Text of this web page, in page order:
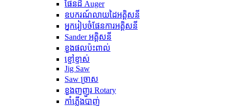
ផែនដី Auger
ឧបករណ៍លាយដៃអគ្គិសនី
អ្នករៀបចំផែនការអគ្គិសនី
Sander អគ្គិសនី
ខួងផលប៉ះពាល់
ខ្ចៅខ្ទាស់
Jig Saw
Saw ច្រាស
ខួងញញួរ Rotary
កាំភ្លើងបាញ់